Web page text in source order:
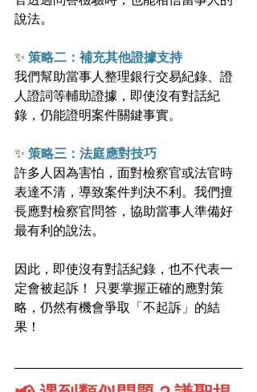
說法。
✨ 策略二：補充其他證據支持
我們幫助當事人整理銀行交易紀錄、證
人證詞等輔助證據，即使沒有對話紀
錄，仍能證明案件關鍵事實。
✨ 策略三：法庭應對技巧
許多人因為害怕，面對檢察官或法官時
表達不清，導致案件判決不利。我們擅
長應對檢察官問答，協助當事人準備好
最有利的說法。
因此，即使沒有對話紀錄，也不代表一
定會被起訴！ 只要掌握正確的應對策
略，仍然有機會爭取「不起訴」的結
果！